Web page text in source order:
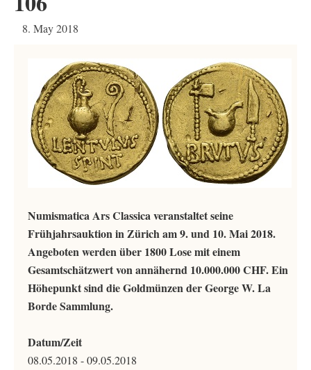
8. May 2018
Numismatica Ars Classica veranstaltet seine
Frühjahrsauktion in Zürich am 9. und 10. Mai 2018.
Angeboten werden über 1800 Lose mit einem
Gesamtschätzwert von annähernd 10.000.000 CHF. Ein
Höhepunkt sind die Goldmünzen der George W. La
Borde Sammlung.
Datum/Zeit
08.05.2018 - 09.05.2018